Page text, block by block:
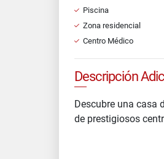
Piscina
Zona residencial
Centro Médico
Descripción
Descubre una casa
de prestigiosos